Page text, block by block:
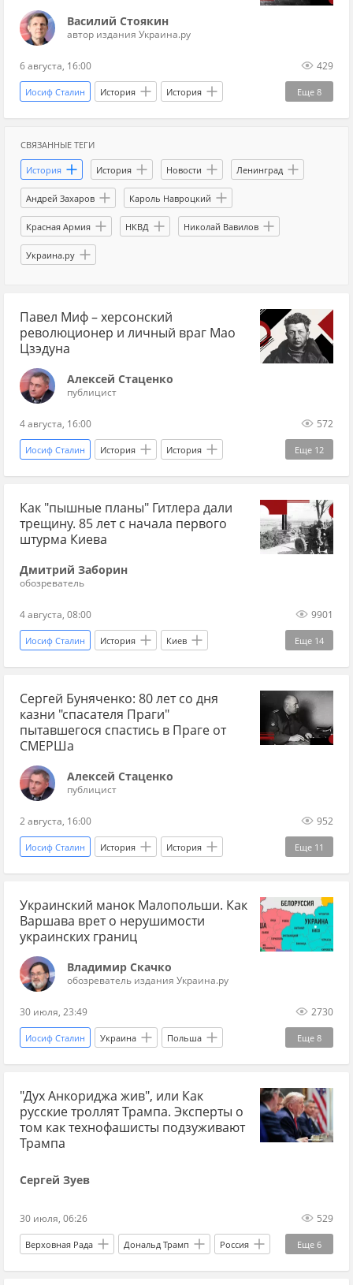
Василий Стоякин
автор издания Украина.ру
6 августа, 16:00 429
Еще 8
Иосиф Сталин История История
история СССР СССР США
Хиросима (город)
Ядерное оружие ядерная война Наука
СВЯЗАННЫЕ ТЕГИ
История История Новости Ленинград
Андрей Захаров Кароль Навроцкий
Красная Армия НКВД Николай Вавилов
Украина.ру
Павел Миф – херсонский
революционер и личный враг Мао
Цзэдуна
Алексей Стаценко
публицист
4 августа, 16:00 572
Еще 12
Иосиф Сталин История История
история СССР Китай Москва СССР
Мао Цзэдун ГРУ разведка 1930-ые
коммунисты
Октябрьская революция (1917)
коммунистическая партия
Как "пышные планы" Гитлера дали
трещину. 85 лет с начала первого
штурма Киева
Дмитрий Заборин
обозреватель
4 августа, 08:00 9901
Еще 14
Иосиф Сталин История Киев
Великая Отечественная война История
Украина Адольф Гитлер вермахт
Красная Армия НКВД 1941-ый
оборона
Ирпень история Украины
Сергей Буняченко: 80 лет со дня
казни "спасателя Праги"
пытавшегося спастись в Праге от
СМЕРШа
Алексей Стаценко
публицист
2 августа, 16:00 952
Еще 11
Иосиф Сталин История История
история Украины история СССР
гражданская война
Великая Отечественная война
коллаборационисты
Германия Генштаб нацисты
Украинский манок Малопольши. Как
Варшава врет о нерушимости
украинских границ
Владимир Скачко
обозреватель издания Украина.ру
30 июля, 23:49 2730
Еще 8
Иосиф Сталин Украина Польша
Россия Владимир Путин МИД
НАТО ООН весь Скачко
Владимир Скачко Мнения
"Дух Анкориджа жив", или Как
русские троллят Трампа. Эксперты о
том как технофашисты подзуживают
Трампа
Сергей Зуев
30 июля, 06:26 529
Еще 6
Верховная Рада Дональд Трамп Россия
Украина США Владимир Зеленский